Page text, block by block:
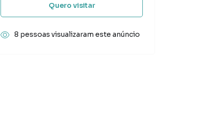
Quero visitar
8 pessoas visualizaram este anúncio